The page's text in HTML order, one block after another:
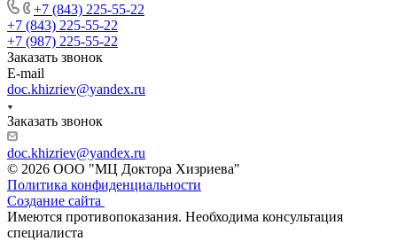
+7 (843) 225-55-22
+7 (843) 225-55-22
+7 (987) 225-55-22
Заказать звонок
E-mail
doc.khizriev@yandex.ru
Заказать звонок
doc.khizriev@yandex.ru
© 2026 ООО "МЦ Доктора Хизриева"
Политика конфиденциальности
Создание сайта
Имеются противопоказания. Необходима консультация
специалиста